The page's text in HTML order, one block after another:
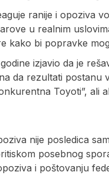
ranije i opoziva
u realnim
kako bi popravke
izjavio da je
da rezultati postanu
Toyoti”, ali
nije posledica
posebnog
i poštovanju